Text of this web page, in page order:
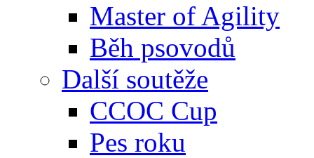
Master of Agility
Běh psovodů
Další soutěže
CCOC Cup
Pes roku